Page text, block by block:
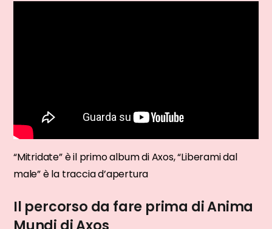
“Mitridate” è il primo album di Axos, “Liberami dal
male” è la traccia d’apertura
Il percorso da fare prima di Anima